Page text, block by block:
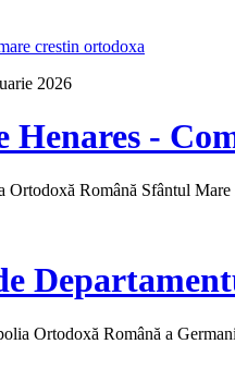
crestin ortodoxa
2026
Henares -
Ortodoxă Română Sfântul
Ortodoxă Română a